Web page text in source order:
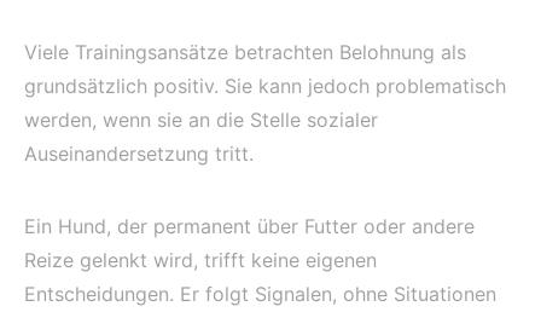
Viele Trainingsansätze betrachten Belohnung als
grundsätzlich positiv. Sie kann jedoch problematisch
werden, wenn sie an die Stelle sozialer
Auseinandersetzung tritt.
Ein Hund, der permanent über Futter oder andere
Reize gelenkt wird, trifft keine eigenen
Entscheidungen. Er folgt Signalen, ohne Situationen